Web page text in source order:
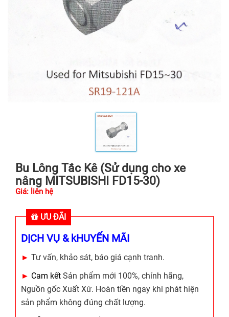
Bu Lông Tắc Kê (Sử dụng cho xe
nâng MITSUBISHI FD15-30)
Giá: liên hệ
ƯU ĐÃI
DỊCH VỤ & kHUYẾN MÃI
► Tư vấn, khảo sát, báo giá cạnh tranh.
► Cam kết Sản phẩm mới 100%, chính hãng,
Nguồn gốc Xuất Xứ. Hoàn tiền ngay khi phát hiện
sản phẩm không đúng chất lượng.